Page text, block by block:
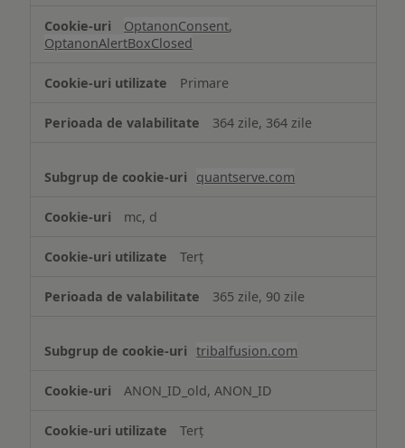
OptanonConsent,
OptanonAlertBoxClosed
Primare
364 zile, 364 zile
quantserve.com
mc, d
Terț
365 zile, 90 zile
tribalfusion.com
ANON_ID_old, ANON_ID
Terț